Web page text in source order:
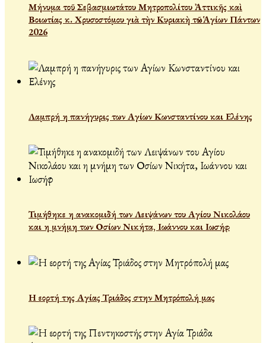
Μήνυμα τοῦ Σεβασμιωτάτου Μητροπολίτου Ἀττικῆς καὶ
Βοιωτίας κ. Χρυσοστόμου γιὰ τὴν Κυριακὴ τῶν Ἁγίων Πάντων
2026
Λαμπρή η πανήγυρις των Αγίων Κωνσταντίνου και Ελένης
Τιμήθηκε η ανακομιδή των Λειψάνων του Αγίου Νικολάου
και η μνήμη των Οσίων Νικήτα, Ιωάννου και Ιωσήφ
Η εορτή της Αγίας Τριάδος στην Μητρόπολή μας